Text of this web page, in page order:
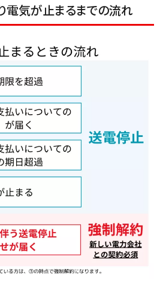
電気が止まるまでの流れ